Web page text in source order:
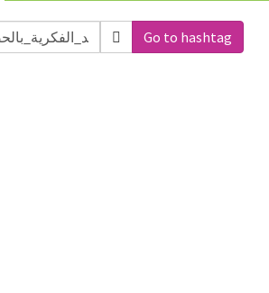
Go to hashtag